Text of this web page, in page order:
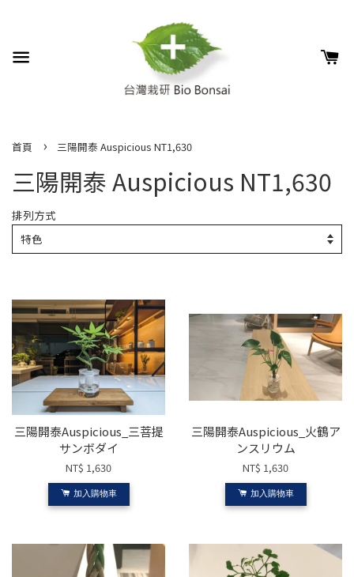
首頁 › 三陽開泰 Auspicious NT1,630
三陽開泰 Auspicious NT1,630
排列方式
三陽開泰Auspicious_三菩提
サンボダイ
NT$ 1,630
加入購物車
三陽開泰Auspicious_火鶴ア
ンスリウム
NT$ 1,630
加入購物車